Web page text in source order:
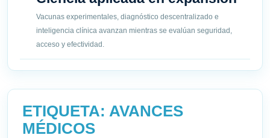
Vacunas experimentales, diagnóstico descentralizado e
inteligencia clínica avanzan mientras se evalúan seguridad,
acceso y efectividad.
ETIQUETA: AVANCES
MÉDICOS